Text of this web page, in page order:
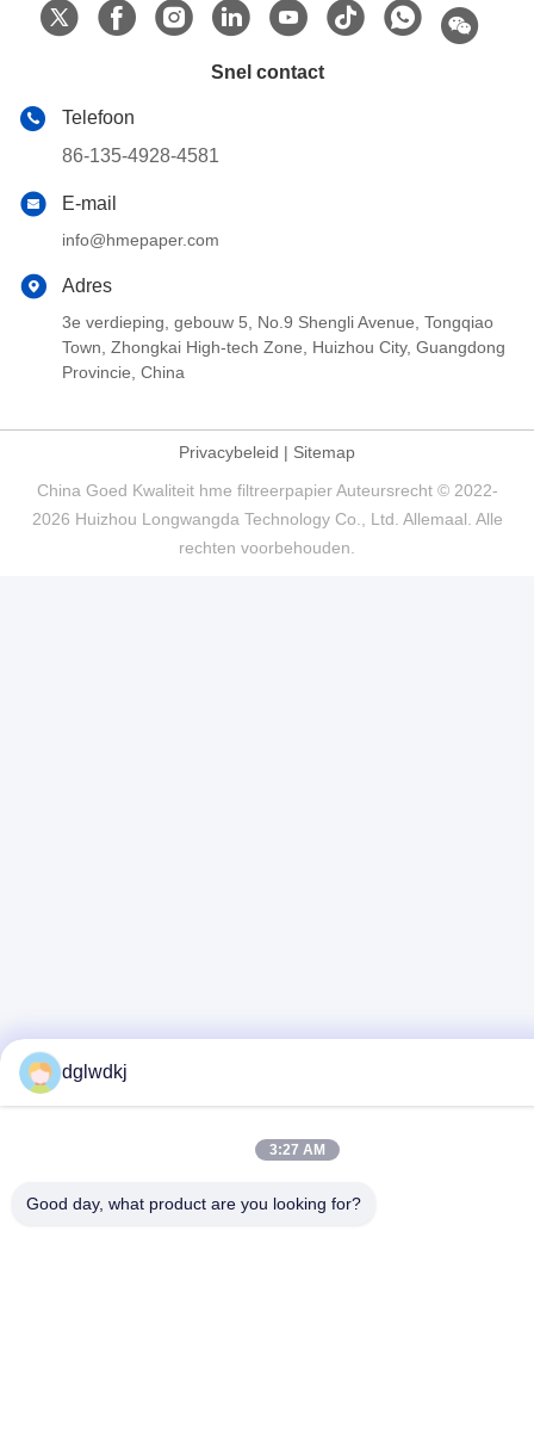
Snel contact
Telefoon
86-135-4928-4581
E-mail
info@hmepaper.com
Adres
3e verdieping, gebouw 5, No.9 Shengli Avenue, Tongqiao
Town, Zhongkai High-tech Zone, Huizhou City, Guangdong
Provincie, China
Privacybeleid | Sitemap
China Goed Kwaliteit hme filtreerpapier Auteursrecht © 2022-
2026 Huizhou Longwangda Technology Co., Ltd. Allemaal. Alle
rechten voorbehouden.
dglwdkj
3:27 AM
Good day, what product are you looking for?